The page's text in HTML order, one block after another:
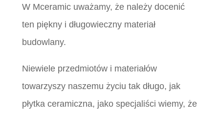
W Mceramic uważamy, że należy docenić
ten piękny i długowieczny materiał
budowlany.
Niewiele przedmiotów i materiałów
towarzyszy naszemu życiu tak długo, jak
płytka ceramiczna, jako specjaliści wiemy, że